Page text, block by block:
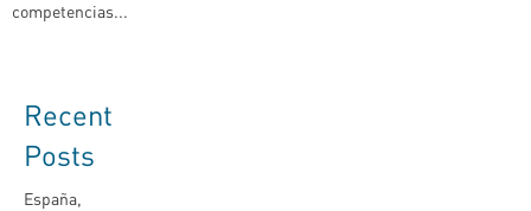
competencias...
Recent
Posts
España,